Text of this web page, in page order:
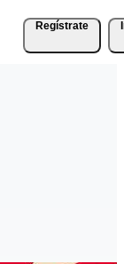
Regístrate